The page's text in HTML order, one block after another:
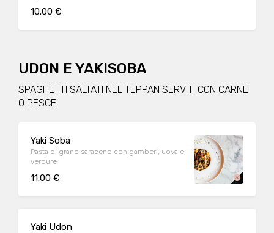
10.00 €
UDON E YAKISOBA
SPAGHETTI SALTATI NEL TEPPAN SERVITI CON CARNE
O PESCE
Yaki Soba
Pasta di grano saraceno con gamberi, uova e
verdure
11.00 €
Yaki Udon